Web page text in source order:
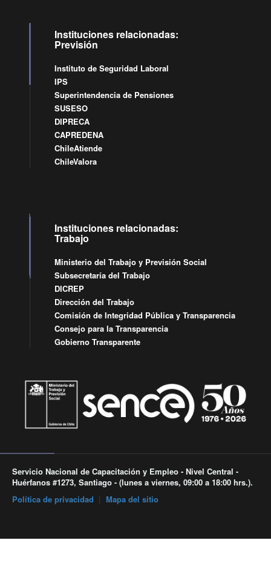
Instituciones relacionadas:
Previsión
Instituto de Seguridad Laboral
IPS
Superintendencia de Pensiones
SUSESO
DIPRECA
CAPREDENA
ChileAtiende
ChileValora
Instituciones relacionadas:
Trabajo
Ministerio del Trabajo y Previsión Social
Subsecretaría del Trabajo
DICREP
Dirección del Trabajo
Comisión de Integridad Pública y Transparencia
Consejo para la Transparencia
Gobierno Transparente
Servicio Nacional de Capacitación y Empleo - Nivel Central -
Huérfanos #1273, Santiago - (lunes a viernes, 09:00 a 18:00 hrs.).
Política de privacidad
Mapa del sitio